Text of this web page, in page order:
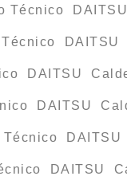
Técnico
DAITSU
DAITSU
DAITSU
Técnico
DAITSU